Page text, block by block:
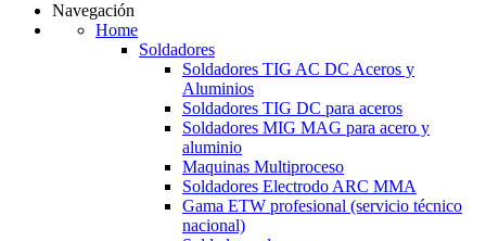
Navegación
Home
Soldadores
Soldadores TIG AC DC Aceros y
Aluminios
Soldadores TIG DC para aceros
Soldadores MIG MAG para acero y
aluminio
Maquinas Multiproceso
Soldadores Electrodo ARC MMA
Gama ETW profesional (servicio técnico
nacional)